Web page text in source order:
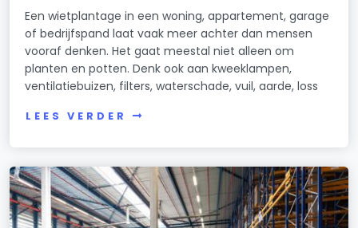
Een wietplantage in een woning, appartement, garage
of bedrijfspand laat vaak meer achter dan mensen
vooraf denken. Het gaat meestal niet alleen om
planten en potten. Denk ook aan kweeklampen,
ventilatiebuizen, filters, waterschade, vuil, aarde, loss
LEES VERDER